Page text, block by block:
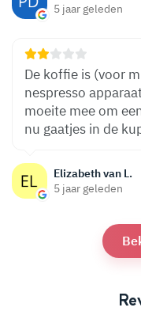
5 jaar geleden
Elizabeth van L.
5 jaar geleden
De koffie is (voor
nespresso
moeite mee om
nu gaatjes in de